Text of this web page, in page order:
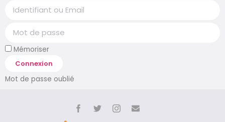
Mémoriser
Connexion
Mot de passe oublié